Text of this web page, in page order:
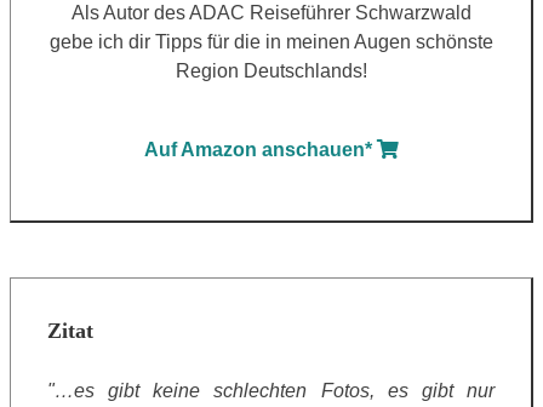
Als Autor des ADAC Reiseführer Schwarzwald
gebe ich dir Tipps für die in meinen Augen schönste
Region Deutschlands!
Auf Amazon anschauen*
Zitat
"…es gibt keine schlechten Fotos, es gibt nur